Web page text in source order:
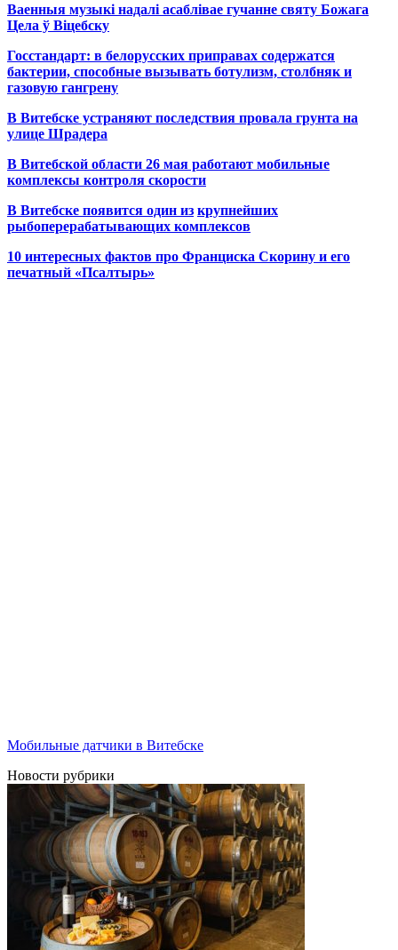
Ваенныя музыкі надалі асаблівае гучанне святу Божага
Цела ў Віцебску
Госстандарт: в белорусских приправах содержатся
бактерии, способные вызывать ботулизм, столбняк и
газовую гангрену
В Витебске устраняют последствия провала грунта на
улице Шрадера
В Витебской области 26 мая работают мобильные
комплексы контроля скорости
В Витебске появится один из крупнейших
рыбоперерабатывающих комплексов
10 интересных фактов про Франциска Скорину и его
печатный «Псалтырь»
Мобильные датчики в Витебске
Новости рубрики